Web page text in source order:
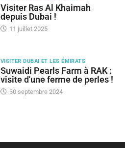
Visiter Ras Al Khaimah
depuis Dubai !
11 juillet 2025
VISITER DUBAI ET LES ÉMIRATS
Suwaidi Pearls Farm à RAK :
visite d'une ferme de perles !
30 septembre 2024